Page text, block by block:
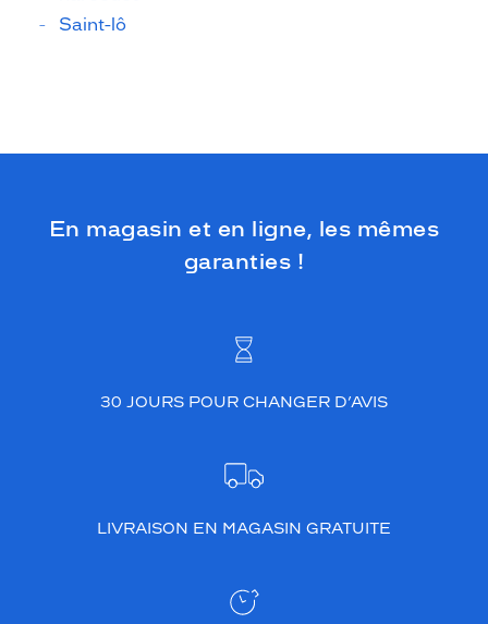
Saint-lô
En magasin et en ligne, les mêmes
garanties !
30 JOURS POUR CHANGER D’AVIS
LIVRAISON EN MAGASIN GRATUITE